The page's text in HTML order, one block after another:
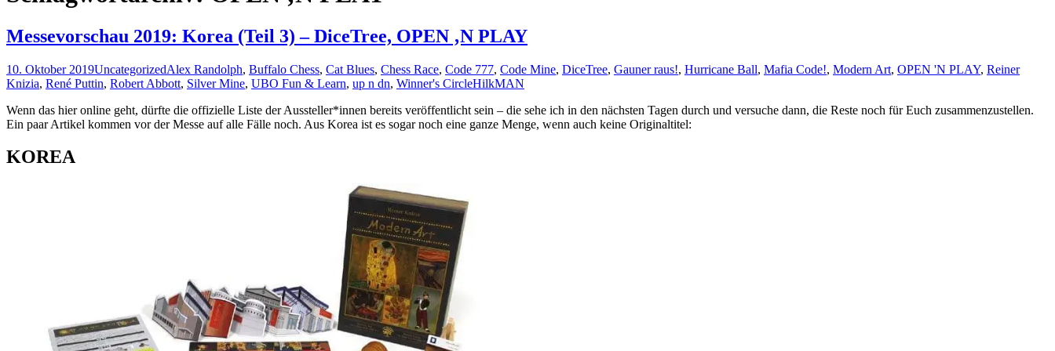
Messevorschau 2019: Korea (Teil 3) – DiceTree, OPEN ‚N PLAY
10. Oktober 2019UncategorizedAlex Randolph, Buffalo Chess, Cat Blues, Chess Race, Code 777, Code Mine, DiceTree, Gauner raus!, Hurricane Ball, Mafia Code!, Modern Art, OPEN 'N PLAY, Reiner
Knizia, René Puttin, Robert Abbott, Silver Mine, UBO Fun & Learn, up n dn, Winner's CircleHilkMAN
Wenn das hier online geht, dürfte die offizielle Liste der Aussteller*innen bereits veröffentlicht sein – die sehe ich in den nächsten Tagen durch und versuche dann, die Reste noch für Euch zusammenzustellen.
Ein paar Artikel kommen vor der Messe auf alle Fälle noch. Aus Korea ist es sogar noch eine ganze Menge, wenn auch keine Originaltitel:
KOREA